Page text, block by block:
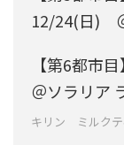
12/24(日)
【第6都市
＠ソラリア
キリン ミルクテ